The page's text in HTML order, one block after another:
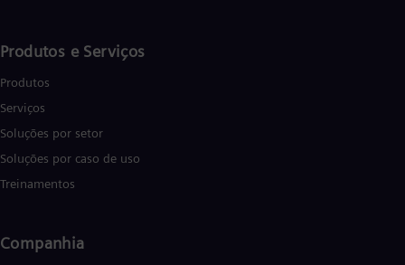
Produtos e Serviços
Produtos
Serviços
Soluções por setor
Soluções por caso de uso
Treinamentos
Companhia